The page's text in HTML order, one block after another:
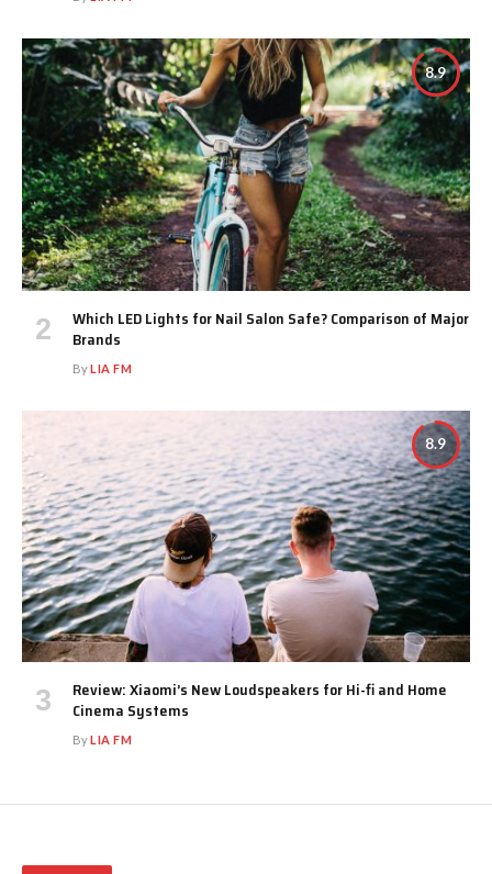
8.9
Which LED Lights for Nail Salon Safe? Comparison of Major
Brands
ByLIA FM
8.9
Review: Xiaomi’s New Loudspeakers for Hi-fi and Home
Cinema Systems
ByLIA FM